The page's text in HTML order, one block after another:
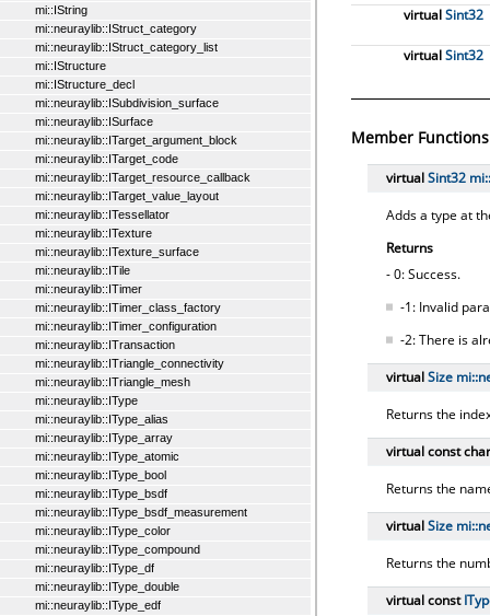
mi::IString
mi::neuraylib::IStruct_category
mi::neuraylib::IStruct_category_list
mi::IStructure
mi::IStructure_decl
mi::neuraylib::ISubdivision_surface
mi::neuraylib::ISurface
mi::neuraylib::ITarget_argument_block
mi::neuraylib::ITarget_code
mi::neuraylib::ITarget_resource_callback
mi::neuraylib::ITarget_value_layout
mi::neuraylib::ITessellator
mi::neuraylib::ITexture
mi::neuraylib::ITexture_surface
mi::neuraylib::ITile
mi::neuraylib::ITimer
mi::neuraylib::ITimer_class_factory
mi::neuraylib::ITimer_configuration
mi::neuraylib::ITransaction
mi::neuraylib::ITriangle_connectivity
mi::neuraylib::ITriangle_mesh
mi::neuraylib::IType
mi::neuraylib::IType_alias
mi::neuraylib::IType_array
mi::neuraylib::IType_atomic
mi::neuraylib::IType_bool
mi::neuraylib::IType_bsdf
mi::neuraylib::IType_bsdf_measurement
mi::neuraylib::IType_color
mi::neuraylib::IType_compound
mi::neuraylib::IType_df
mi::neuraylib::IType_double
mi::neuraylib::IType_edf
virtualSint32
virtualSint32
Member Functions
virtualSint32
Adds a type at
Returns
- 0: Success.
-1: Invalid
-2: There is
virtualSize
Returns the
virtual const
Returns the
virtualSize
Returns the
virtual const